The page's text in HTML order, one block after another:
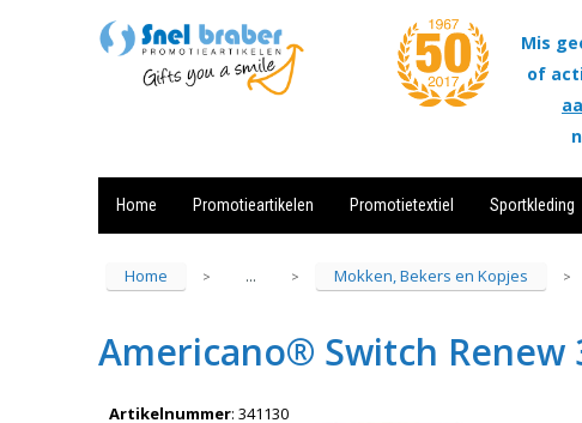
Mis
of
Home Promotieartikelen Promotietextiel Sportkleding
Home > ... > Mokken, Bekers en Kopjes >
Americano® Switch Renew
Artikelnummer: 341130